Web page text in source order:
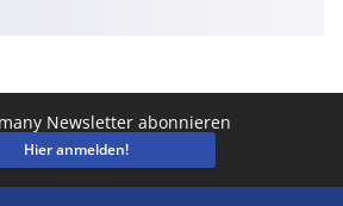
Newsletter abonnieren
Hier anmelden!